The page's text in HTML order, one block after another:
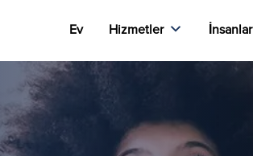
Ev Hizmetler İnsanlar